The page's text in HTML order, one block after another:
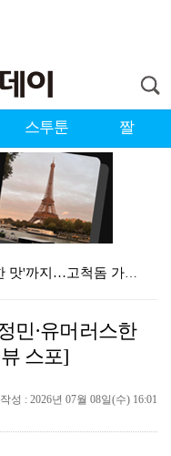
스투툰 짤
에스파, '쇠맛'부터 '달콤한 맛'까지…고척돔 가득 채…
에스파, 고척돔 입성…공연 시작 40분 만에 첫 인사 …
에스파 고척돔 공연에 반가운 얼굴…아이들 미연·트와이스…
민·유머러스한
스포]
작성 : 2026년 07월 08일(수) 16:01